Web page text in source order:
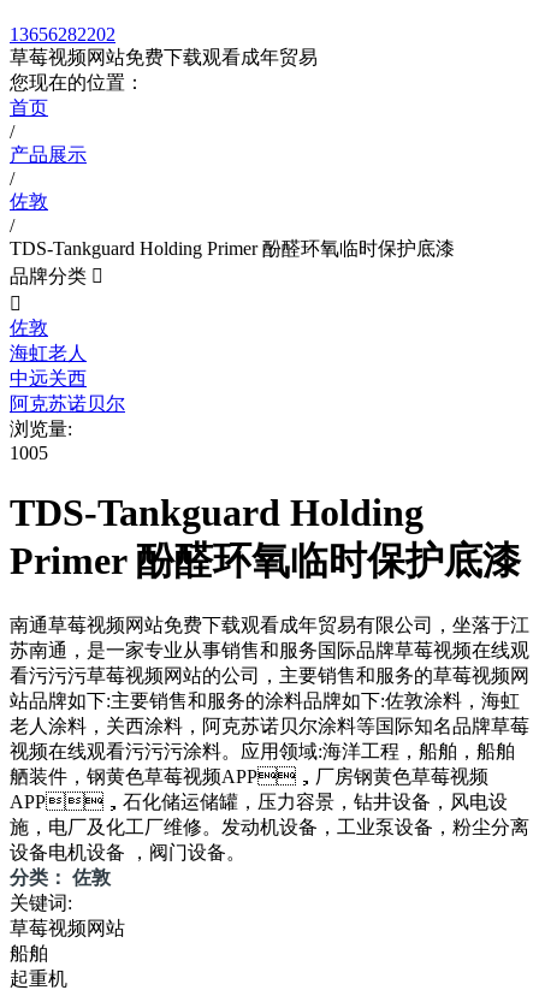
13656282202
草莓视频网站免费下载观看成年贸易
您现在的位置：
首页
/
产品展示
/
佐敦
/
TDS-Tankguard Holding Primer 酚醛环氧临时保护底漆
品牌分类 

佐敦
海虹老人
中远关西
阿克苏诺贝尔
浏览量:
1005
TDS-Tankguard Holding
Primer 酚醛环氧临时保护底漆
南通草莓视频网站免费下载观看成年贸易有限公司，坐落于江
苏南通，是一家专业从事销售和服务国际品牌草莓视频在线观
看污污污草莓视频网站的公司，主要销售和服务的草莓视频网
站品牌如下:主要销售和服务的涂料品牌如下:佐敦涂料，海虹
老人涂料，关西涂料，阿克苏诺贝尔涂料等国际知名品牌草莓
视频在线观看污污污涂料。应用领域:海洋工程，船舶，船舶
舾装件，钢黄色草莓视频APP，厂房钢黄色草莓视频
APP，石化储运储罐，压力容景，钻井设备，风电设
施，电厂及化工厂维修。发动机设备，工业泵设备，粉尘分离
设备电机设备 ，阀门设备。
分类： 佐敦
关键词:
草莓视频网站
船舶
起重机